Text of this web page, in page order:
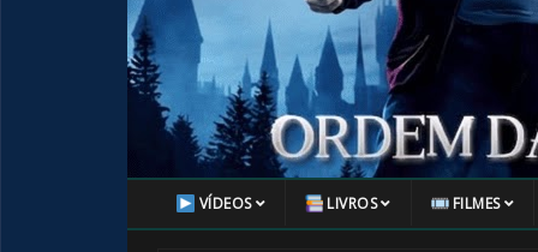
VÍDEOS LIVROS FILMES